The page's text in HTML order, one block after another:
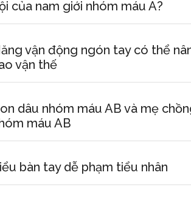
của nam giới nhóm máu A?
vận động ngón tay có thể
vận thế
dâu nhóm máu AB và mẹ
máu AB
bàn tay dễ phạm tiểu nhân